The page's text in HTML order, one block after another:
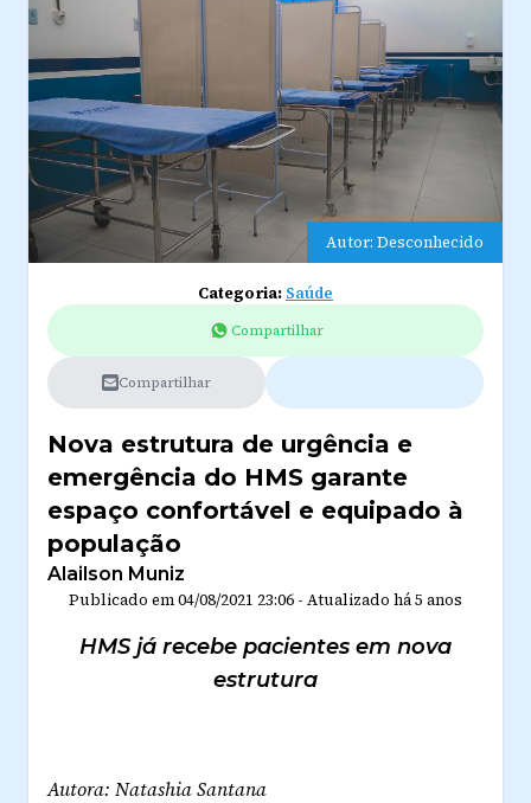
Autor: Desconhecido
Categoria: Saúde
Compartilhar
Compartilhar
Nova estrutura de urgência e
emergência do HMS garante
espaço confortável e equipado à
população
Alailson Muniz
Publicado em04/08/2021 23:06 - Atualizado há 5 anos
HMS já recebe pacientes em nova
estrutura
Autora: Natashia Santana